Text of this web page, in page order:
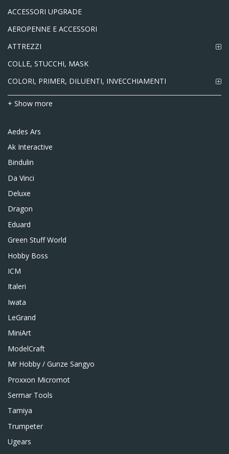
ACCESSORI UPGRADE
AEROPENNE E ACCESSORI
ATTREZZI
COLLE, STUCCHI, MASK
COLORI, PRIMER, DILUENTI, INVECCHIAMENTI
+ Show more
Aedes Ars
Ak Interactive
Bindulin
Da Vinci
Deluxe
Dragon
Eduard
Green Stuff World
Hobby Boss
ICM
Italeri
Iwata
LeGrand
MiniArt
ModelCraft
Mr Hobby / Gunze Sangyo
Proxxon Micromot
Sermar Tools
Tamiya
Trumpeter
Ugears